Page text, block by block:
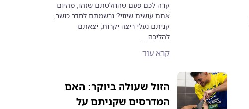
קרה לכם פעם שהחלטתם שזהו, מהיום
אתם עושים שינוי? נרשמתם לחדר כושר,
קניתם נעלי ריצה יקרות, יצאתם
להליכה...
קרא עוד
הזול שעולה ביוקר: האם
המדרסים שקניתם על